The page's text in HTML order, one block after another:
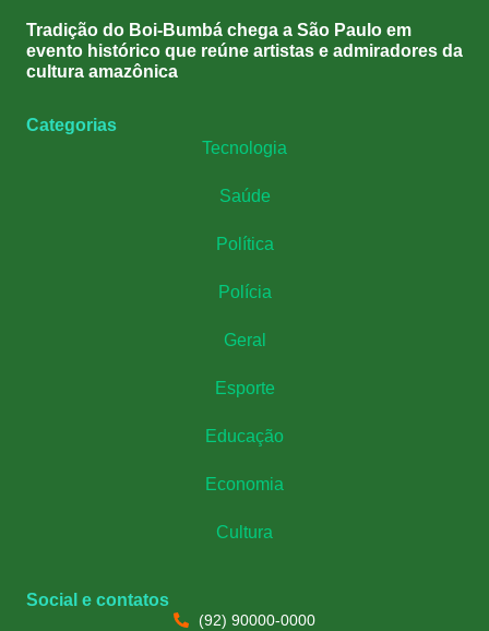
Tradição do Boi-Bumbá chega a São Paulo em
evento histórico que reúne artistas e admiradores da
cultura amazônica
Categorias
Tecnologia
Saúde
Política
Polícia
Geral
Esporte
Educação
Economia
Cultura
Social e contatos
(92) 90000-0000